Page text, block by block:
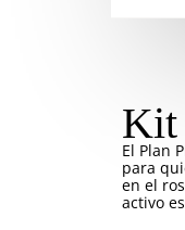
Kit
El Plan
para
en el
activo